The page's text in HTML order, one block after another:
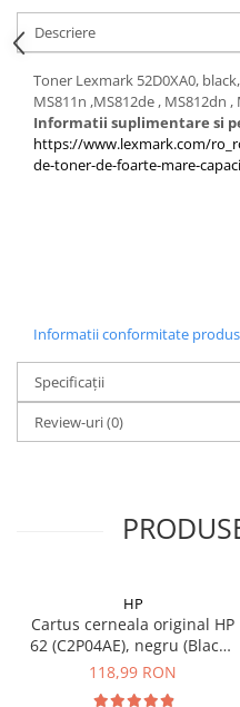
Workstation
All-in-One PC
Mini PC
Monitoare
Monitoare LED
Memorii RAM
SSD-uri interne
Hard disk-uri interne
Surse
Placi video profesionale
SSD-uri externe
Hard disk-uri externe
Descriere
Toner Lexmark 52D0XA0,
MS811n ,MS812de , MS812dn ,
Informatii suplimentare si
https://www.lexmark.com/
de-toner-de-foarte-mare-
Informatii conformitate produs
Specificații
Review-uri(0)
HP
Cartus cerneala original HP
62 (C2P04AE), negru (Black),
200 pagini
118,99 RON